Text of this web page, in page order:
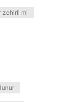
zehirli mi